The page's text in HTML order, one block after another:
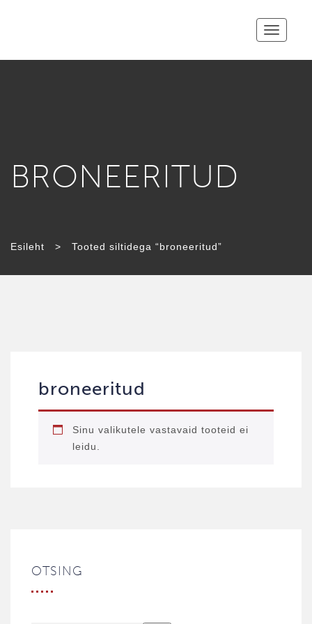
Toggle
BRONEERITUD
Esileht > Tooted siltidega “broneeritud”
broneeritud
Sinu valikutele vastavaid tooteid ei
leidu.
OTSING